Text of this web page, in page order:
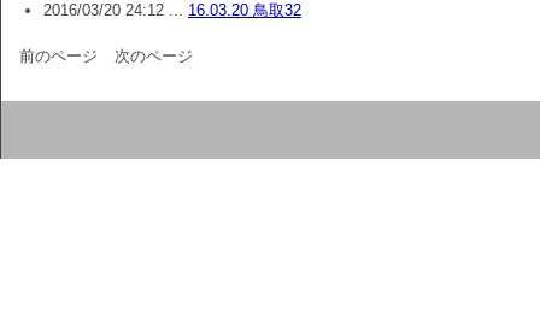
2016/03/20 24:12 ... 16.03.20 鳥取32
前のページ 次のページ